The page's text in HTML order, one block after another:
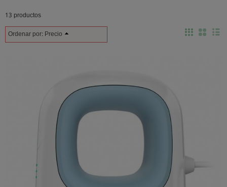
13 productos
Ordenar por: Precio